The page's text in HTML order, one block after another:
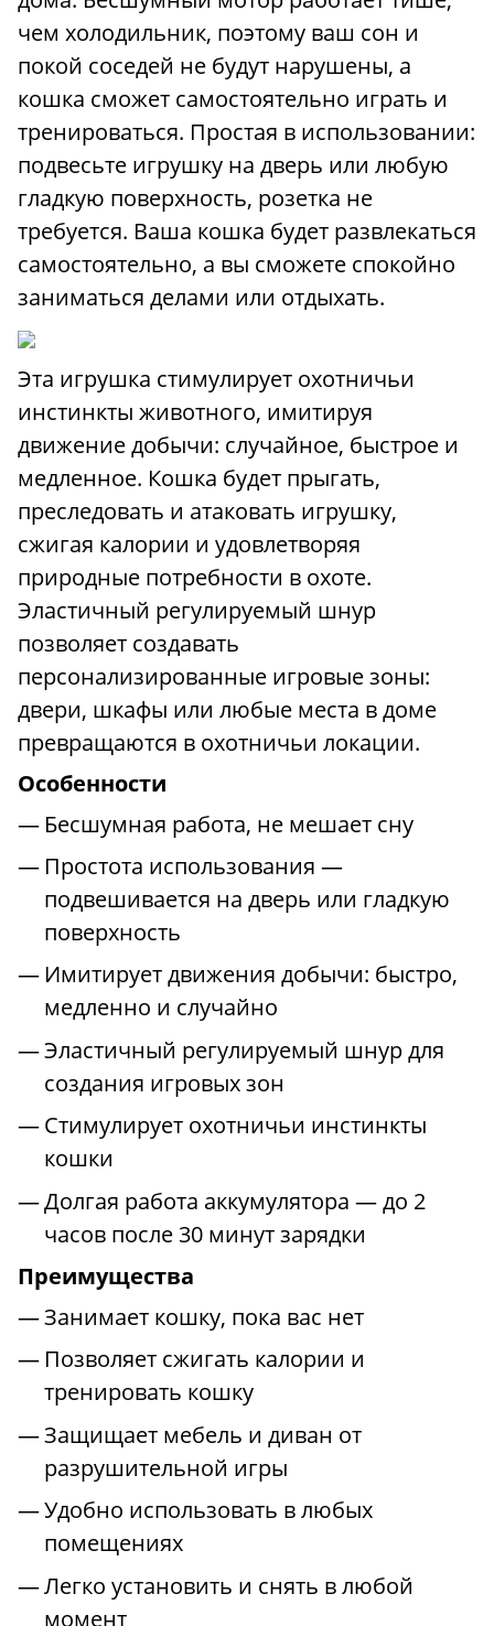
чем холодильник, поэтому ваш сон и
покой соседей не будут нарушены, а
кошка сможет самостоятельно играть и
тренироваться. Простая в использовании:
подвесьте игрушку на дверь или любую
гладкую поверхность, розетка не
требуется. Ваша кошка будет развлекаться
самостоятельно, а вы сможете спокойно
заниматься делами или отдыхать.
Эта игрушка стимулирует охотничьи
инстинкты животного, имитируя
движение добычи: случайное, быстрое и
медленное. Кошка будет прыгать,
преследовать и атаковать игрушку,
сжигая калории и удовлетворяя
природные потребности в охоте.
Эластичный регулируемый шнур
позволяет создавать
персонализированные игровые зоны:
двери, шкафы или любые места в доме
превращаются в охотничьи локации.
Особенности
Бесшумная работа, не мешает сну
Простота использования —
подвешивается на дверь или гладкую
поверхность
Имитирует движения добычи: быстро,
медленно и случайно
Эластичный регулируемый шнур для
создания игровых зон
Стимулирует охотничьи инстинкты
кошки
Долгая работа аккумулятора — до 2
часов после 30 минут зарядки
Преимущества
Занимает кошку, пока вас нет
Позволяет сжигать калории и
тренировать кошку
Защищает мебель и диван от
разрушительной игры
Удобно использовать в любых
помещениях
Легко установить и снять в любой
момент